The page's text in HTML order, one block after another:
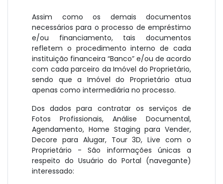
Assim como os demais documentos
necessários para o processo de empréstimo
e/ou financiamento, tais documentos
refletem o procedimento interno de cada
instituição financeira “Banco” e/ou de acordo
com cada parceiro da Imóvel do Proprietário,
sendo que a Imóvel do Proprietário atua
apenas como intermediária no processo.
Dos dados para contratar os serviços de
Fotos Profissionais, Análise Documental,
Agendamento, Home Staging para Vender,
Decore para Alugar, Tour 3D, Live com o
Proprietário - São informações únicas a
respeito do Usuário do Portal (navegante)
interessado: